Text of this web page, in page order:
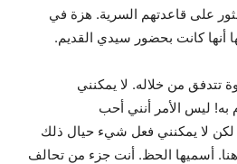
على قاعدتهم السرية. هزة في
أنها كانت بحضور سيدي القديم.
تتدفق من خلاله. لا يمكنني
ليس الأمر أنني أحب
، لكن لا يمكنني فعل شيء حيال ذلك
أسميها الحظ. أنت جزء من تحالف